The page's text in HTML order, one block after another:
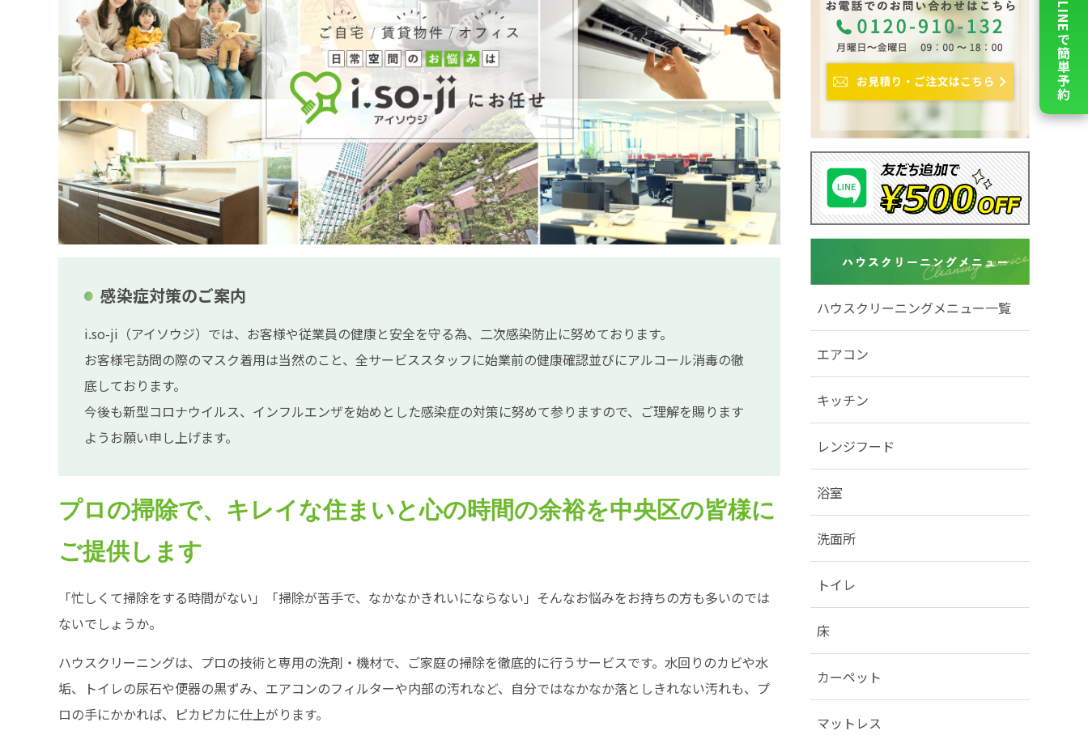
感染症対策のご案内
i.so-ji（アイソウジ）では、お客様や従業員の健康と安全を守る為、二次感染防止に努めております。
お客様宅訪問の際のマスク着用は当然のこと、全サービススタッフに始業前の健康確認並びにアルコール消毒の徹
底しております。
今後も新型コロナウイルス、インフルエンザを始めとした感染症の対策に努めて参りますので、ご理解を賜ります
ようお願い申し上げます。
プロの掃除で、キレイな住まいと心の時間の余裕を中央区の皆様に
ご提供します
「忙しくて掃除をする時間がない」「掃除が苦手で、なかなかきれいにならない」そんなお悩みをお持ちの方も多いのでは
ないでしょうか。
ハウスクリーニングは、プロの技術と専用の洗剤・機材で、ご家庭の掃除を徹底的に行うサービスです。水回りのカビや水
垢、トイレの尿石や便器の黒ずみ、エアコンのフィルターや内部の汚れなど、自分ではなかなか落としきれない汚れも、プ
ロの手にかかれば、ピカピカに仕上がります。
ハウスクリーニングメニュー一覧
エアコン
キッチン
レンジフード
浴室
洗面所
トイレ
床
カーペット
マットレス
LINEで簡単予約